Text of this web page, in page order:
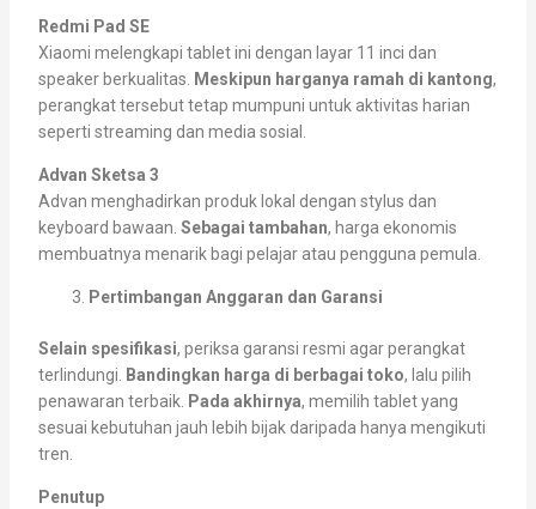
Redmi Pad SE
Xiaomi melengkapi tablet ini dengan layar 11 inci dan
speaker berkualitas.
Meskipun harganya ramah di kantong,
perangkat tersebut tetap mumpuni untuk aktivitas harian
seperti streaming dan media sosial.
Advan Sketsa 3
Advan menghadirkan produk lokal dengan stylus dan
keyboard bawaan. Sebagai tambahan, harga ekonomis
membuatnya menarik bagi pelajar atau pengguna pemula.
Pertimbangan Anggaran dan Garansi
Selain spesifikasi, periksa garansi resmi agar perangkat
terlindungi.
Bandingkan harga di berbagai toko, lalu pilih
penawaran terbaik. Pada akhirnya, memilih tablet yang
sesuai kebutuhan jauh lebih bijak daripada hanya mengikuti
tren.
Penutup